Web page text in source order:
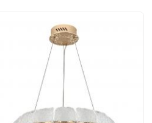
Люстра Modelux 4000K
ML.2520.600 GD
114 000 руб.
102 600 руб.